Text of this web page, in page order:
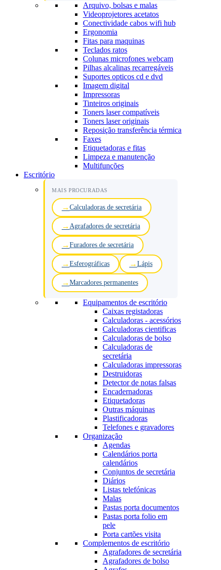
Arquivo, bolsas e malas
Videoprojetores acetatos
Conectividade cabos wifi hub
Ergonomia
Fitas para maquinas
Teclados ratos
Colunas microfones webcam
Pilhas alcalinas recarregáveis
Suportes opticos cd e dvd
Imagem digital
Impressoras
Tinteiros originais
Toners laser compatíveis
Toners laser originais
Reposição transferência térmica
Faxes
Etiquetadoras e fitas
Limpeza e manutenção
Multifunções
Escritório
MAIS PROCURADAS
Calculadoras de secretária
Agrafadores de secretária
Furadores de secretária
Esferográficas Lápis
Marcadores permanentes
Equipamentos de escritório
Caixas registadoras
Calculadoras - acessórios
Calculadoras cientificas
Calculadoras de bolso
Calculadoras de
secretária
Calculadoras impressoras
Destruidoras
Detector de notas falsas
Encadernadoras
Etiquetadoras
Outras máquinas
Plastificadoras
Telefones e gravadores
Organização
Agendas
Calendários porta
calendários
Conjuntos de secretária
Diários
Listas telefónicas
Malas
Pastas porta documentos
Pastas porta folio em
pele
Porta cartões visita
Complementos de escritório
Agrafadores de secretária
Agrafadores de bolso